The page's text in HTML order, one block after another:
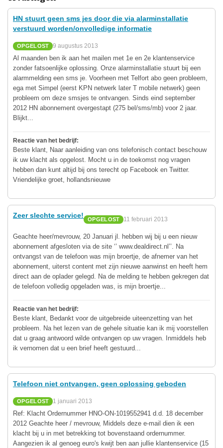
HN stuurt geen sms jes door die via alarminstallatie
verstuurd worden/onvolledige informatie
OPGELOST 9 augustus 2013
Al maanden ben ik aan het mailen met 1e en 2e klantenservice
zonder fatsoenlijke oplossing. Onze alarminstallatie stuurt bij een
alarmmelding een sms je. Voorheen met Telfort abo geen probleem,
ega met Simpel (eerst KPN netwerk later T mobile netwerk) geen
probleem om deze smsjes te ontvangen. Sinds eind september
2012 HN abonnement overgestapt (275 bel/sms/mb) voor 2 jaar.
Blijkt...
Reactie van het bedrijf:
Beste klant, Naar aanleiding van ons telefonisch contact beschouw
ik uw klacht als opgelost. Mocht u in de toekomst nog vragen
hebben dan kunt altijd bij ons terecht op Facebook en Twitter.
Vriendelijke groet, hollandsnieuwe
Zeer slechte service! OPGELOST 11 februari 2013
Geachte heer/mevrouw, 20 Januari jl. hebben wij bij u een nieuw
abonnement afgesloten via de site ‘’ www.dealdirect.nl’’. Na
ontvangst van de telefoon was mijn broertje, de afnemer van het
abonnement, uiterst content met zijn nieuwe aanwinst en heeft hem
direct aan de oplader gelegd. Na de melding te hebben gekregen dat
de telefoon volledig opgeladen was, is mijn broertje...
Reactie van het bedrijf:
Beste klant, Bedankt voor de uitgebreide uiteenzetting van het
probleem. Na het lezen van de gehele situatie kan ik mij voorstellen
dat u graag antwoord wilde ontvangen op uw vragen. Inmiddels heb
ik vernomen dat u een brief heeft gestuurd...
Telefoon niet ontvangen, geen oplossing geboden
OPGELOST 1 januari 2013
Ref: Klacht Ordernummer HNO-ON-1019552941 d.d. 18 december
2012 Geachte heer / mevrouw, Middels deze e-mail dien ik een
klacht bij u in met betrekking tot bovenstaand ordernummer.
Aangezien ik al genoeg euro's kwijt ben aan jullie klantenservice (15